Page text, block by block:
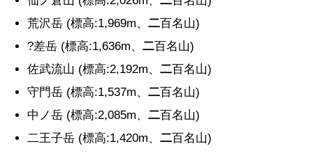
荒沢岳 (標高:1,969m、 二百名山)
?差岳 (標高:1,636m、 二百名山)
佐武流山 (標高:2,192m、 二百名山)
守門岳 (標高:1,537m、 二百名山)
中ノ岳 (標高:2,085m、 二百名山)
二王子岳 (標高:1,420m、 二百名山)